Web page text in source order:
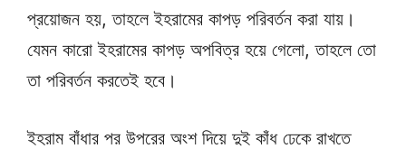
প্রয়োজন হয়, তাহলে ইহরামের কাপড় পরিবর্তন করা যায়।
যেমন কারো ইহরামের কাপড় অপবিত্র হয়ে গেলো, তাহলে তো
তা পরিবর্তন করতেই হবে।
ইহরাম বাঁধার পর উপরের অংশ দিয়ে দুই কাঁধ ঢেকে রাখতে